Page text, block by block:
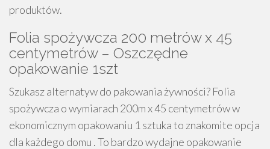
produktów.
Folia spożywcza 200 metrów x 45
centymetrów – Oszczędne
opakowanie 1szt
Szukasz alternatyw do pakowania żywności? Folia
spożywcza o wymiarach 200m x 45 centymetrów w
ekonomicznym opakowaniu 1 sztuka to znakomite opcja
dla każdego domu . To bardzo wydajne opakowanie